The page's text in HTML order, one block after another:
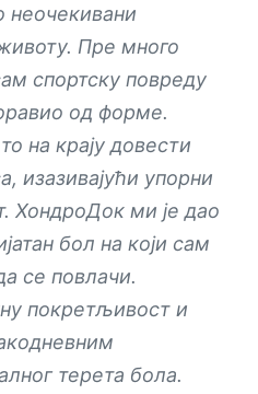
неочекивани
Пре много
спортску повреду
од форме.
на крају довести
изазивајући упорни
ХондроДок ми је дао
бол на који сам
се повлачи.
покретљивост и
терета бола.